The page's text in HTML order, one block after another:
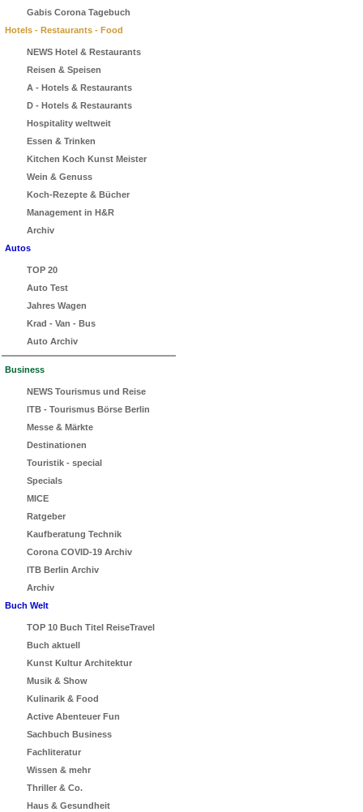
Gabis Corona Tagebuch
Hotels - Restaurants - Food
NEWS Hotel & Restaurants
Reisen & Speisen
A - Hotels & Restaurants
D - Hotels & Restaurants
Hospitality weltweit
Essen & Trinken
Kitchen Koch Kunst Meister
Wein & Genuss
Koch-Rezepte & Bücher
Management in H&R
Archiv
Autos
TOP 20
Auto Test
Jahres Wagen
Krad - Van - Bus
Auto Archiv
Business
NEWS Tourismus und Reise
ITB - Tourismus Börse Berlin
Messe & Märkte
Destinationen
Touristik - special
Specials
MICE
Ratgeber
Kaufberatung Technik
Corona COVID-19 Archiv
ITB Berlin Archiv
Archiv
Buch Welt
TOP 10 Buch Titel ReiseTravel
Buch aktuell
Kunst Kultur Architektur
Musik & Show
Kulinarik & Food
Active Abenteuer Fun
Sachbuch Business
Fachliteratur
Wissen & mehr
Thriller & Co.
Haus & Gesundheit